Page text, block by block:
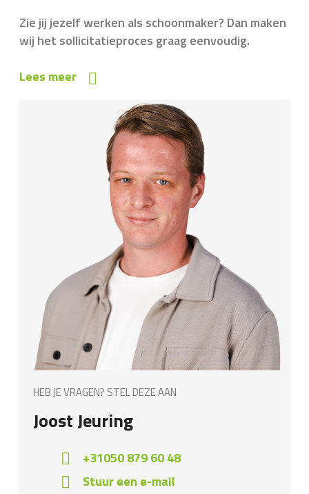
Zie jij jezelf werken als schoonmaker? Dan maken
wij het sollicitatieproces graag eenvoudig.
Lees meer
HEB JE VRAGEN? STEL DEZE AAN
Joost Jeuring
+31050 879 60 48
Stuur een e-mail